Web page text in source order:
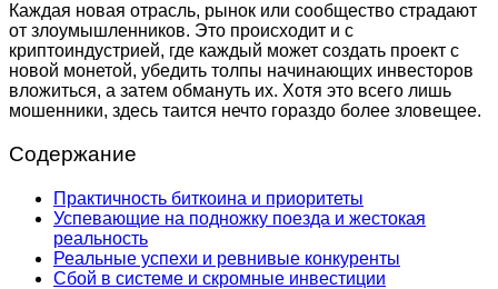
Каждая новая отрасль, рынок или сообщество страдают
от злоумышленников. Это происходит и с
криптоиндустрией, где каждый может создать проект с
новой монетой, убедить толпы начинающих инвесторов
вложиться, а затем обмануть их. Хотя это всего лишь
мошенники, здесь таится нечто гораздо более зловещее.
Содержание
Практичность биткоина и приоритеты
Успевающие на подножку поезда и жестокая
реальность
Реальные успехи и ревнивые конкуренты
Сбой в системе и скромные инвестиции